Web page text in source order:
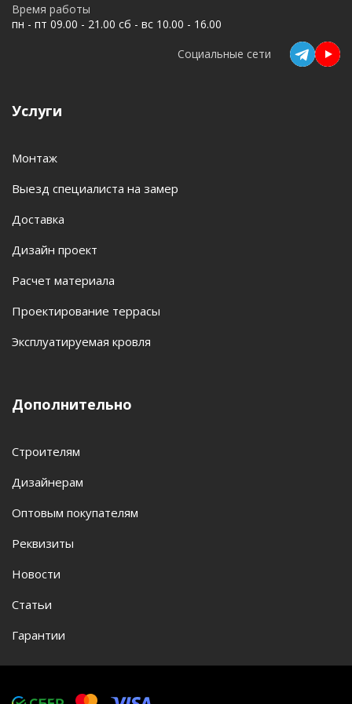
Услуги
Монтаж
Выезд специалиста на замер
Доставка
Дизайн проект
Расчет материала
Проектирование террасы
Эксплуатируемая кровля
Дополнительно
Строителям
Дизайнерам
Оптовым покупателям
Реквизиты
Новости
Статьи
Гарантии
Время работы
пн - пт 09.00 - 21.00 сб - вс 10.00 - 16.00
Социальные сети